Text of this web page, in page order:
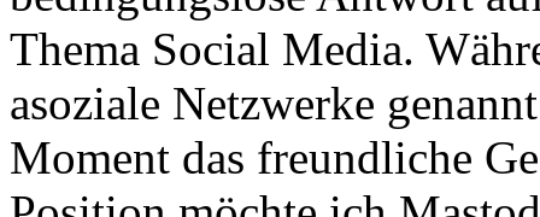
Thema Social Media.
asoziale Netzwerke
Moment das freundliche